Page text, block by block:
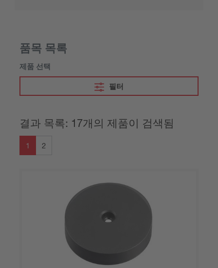
품목 목록
제품 선택
필터
결과 목록: 17개의 제품이 검색됨
1 2